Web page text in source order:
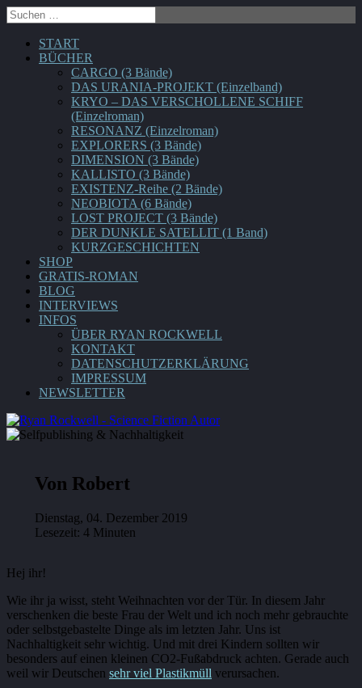
START
BÜCHER
CARGO (3 Bände)
DAS URANIA-PROJEKT (Einzelband)
KRYO – DAS VERSCHOLLENE SCHIFF
(Einzelroman)
RESONANZ (Einzelroman)
EXPLORERS (3 Bände)
DIMENSION (3 Bände)
KALLISTO (3 Bände)
EXISTENZ-Reihe (2 Bände)
NEOBIOTA (6 Bände)
LOST PROJECT (3 Bände)
DER DUNKLE SATELLIT (1 Band)
KURZGESCHICHTEN
SHOP
GRATIS-ROMAN
BLOG
INTERVIEWS
INFOS
ÜBER RYAN ROCKWELL
KONTAKT
DATENSCHUTZERKLÄRUNG
IMPRESSUM
NEWSLETTER
Von Robert
Dienstag, 04. Dezember 2019
Lesezeit: 4 Minuten
Hej ihr!
Wie ihr ja wisst, steht Weihnachten vor der Tür. In diesem Jahr
verschenken die beste Frau der Welt und ich noch mehr gebrauchte
oder selbstgebastelte Dinge als im letzten Jahr. Uns ist
Nachhaltigkeit sehr wichtig. Und mit drei Kindern sollten wir
besonders auf einen kleinen CO2-Fußabdruck achten. Gerade auch
weil wir Deutschen sehr viel Plastikmüll verursachen.